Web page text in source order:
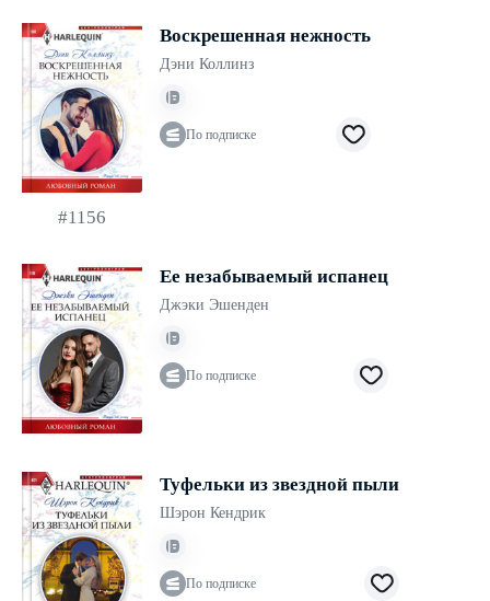
Воскрешенная нежность
Дэни Коллинз
По подписке
#1156
Ее незабываемый испанец
Джэки Эшенден
По подписке
Туфельки из звездной пыли
Шэрон Кендрик
По подписке